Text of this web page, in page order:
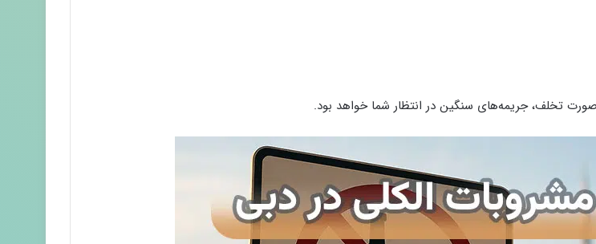
تخلف، جریمه‌های سنگین در انتظار شما خواهد بود.